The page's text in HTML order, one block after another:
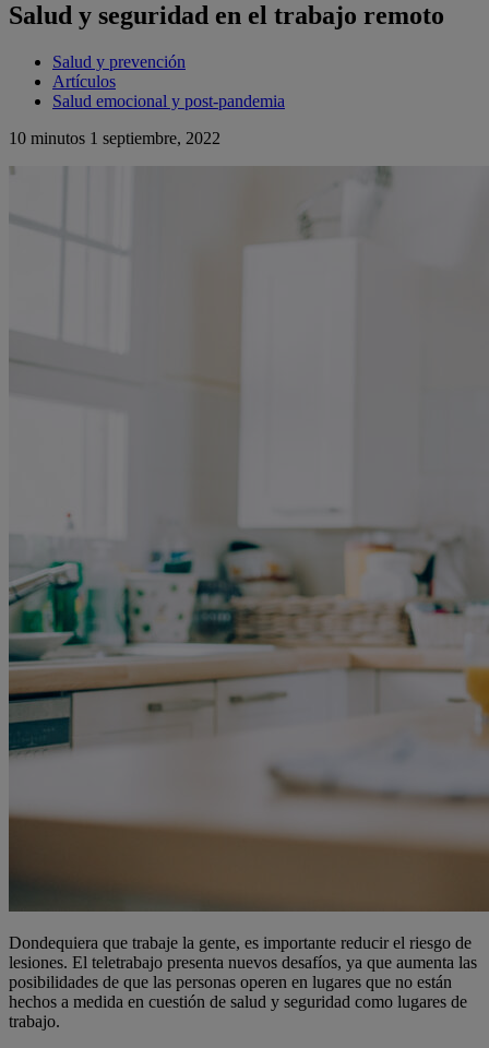
Salud y seguridad en el trabajo remoto
Salud y prevención
Artículos
Salud emocional y post-pandemia
10 minutos 1 septiembre, 2022
Dondequiera que trabaje la gente, es importante reducir el riesgo de
lesiones. El teletrabajo presenta nuevos desafíos, ya que aumenta las
posibilidades de que las personas operen en lugares que no están
hechos a medida en cuestión de salud y seguridad como lugares de
trabajo.